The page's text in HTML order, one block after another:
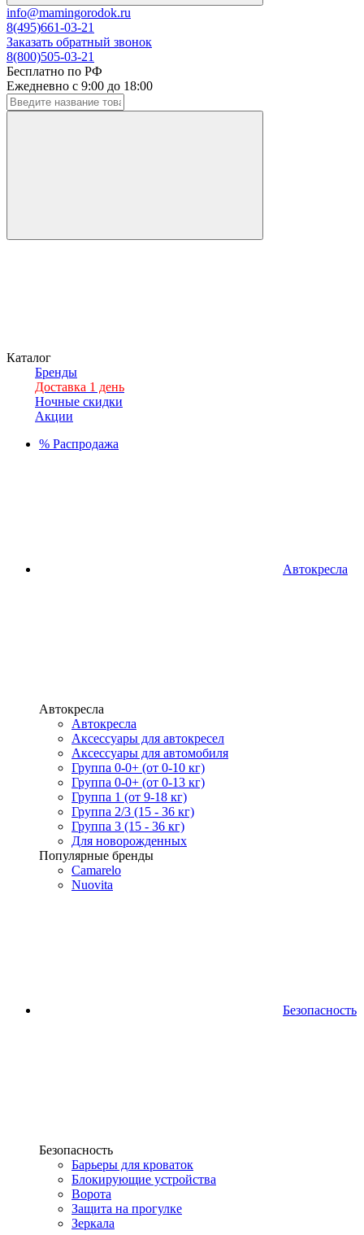
info@mamingorodok.ru
8(495)661-03-21
Заказать обратный звонок
8(800)505-03-21
Бесплатно по РФ
Ежедневно с 9:00 до 18:00
Каталог
Бренды
Доставка 1 день
Ночные скидки
Акции
% Распродажа
Автокресла
Автокресла
Автокресла
Аксессуары для автокресел
Аксессуары для автомобиля
Группа 0-0+ (от 0-10 кг)
Группа 0-0+ (от 0-13 кг)
Группа 1 (от 9-18 кг)
Группа 2/3 (15 - 36 кг)
Группа 3 (15 - 36 кг)
Для новорожденных
Популярные бренды
Camarelo
Nuovita
Безопасность
Безопасность
Барьеры для кроваток
Блокирующие устройства
Ворота
Защита на прогулке
Зеркала